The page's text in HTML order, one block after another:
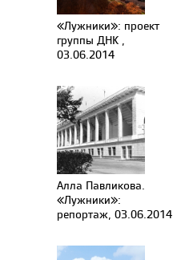
«Лужники»: проект
группы ДНК ,
03.06.2014
Алла Павликова.
«Лужники»:
репортаж, 03.06.2014